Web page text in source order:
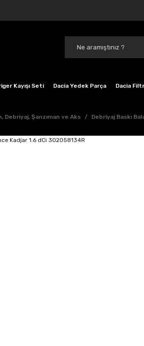
Kayışı Seti Dacia Yedek Parça Dacia
Debriyaj, Şanzıman ve Aks Debriyaj Baskı